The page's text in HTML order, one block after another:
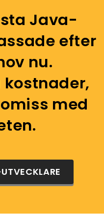
Java-
efter
nu.
med